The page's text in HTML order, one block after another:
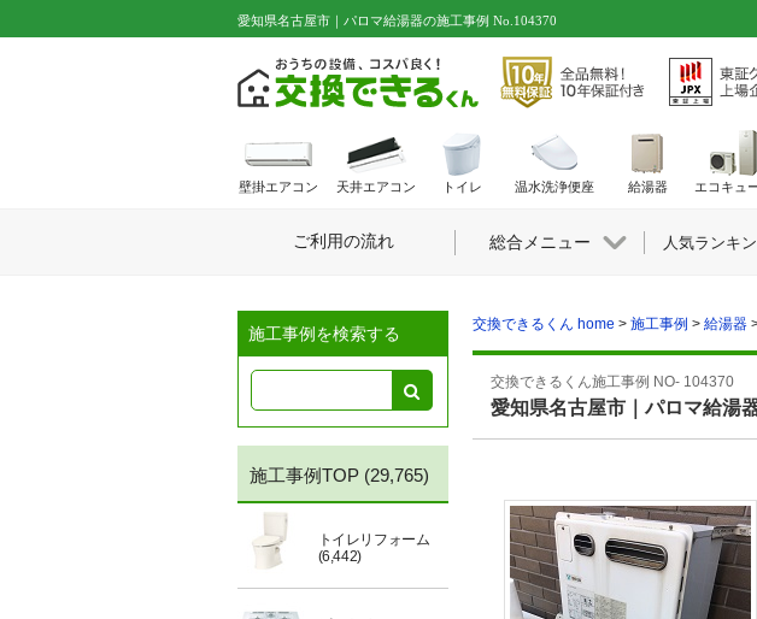
愛知県名古屋市｜パロマ給湯器の施工事例 No.104370
施工事例を検索する
施工事例TOP (29,765)
トイレリフォーム
(6,442)
交換できるくん home > 施工事例 > 給湯器
交換できるくん施工事例 NO- 104370
愛知県名古屋市｜パロマ給湯
壁掛エアコン 天井エアコン トイレ 温水洗浄便座 給湯器 エコキュ
ご利用の流れ 総合メニュー 人気ランキ